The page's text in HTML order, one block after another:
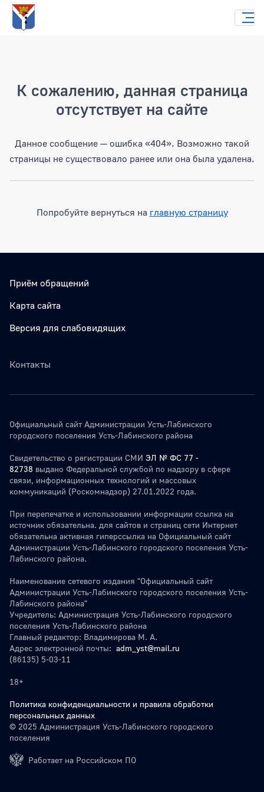
К сожалению, данная страница
отсутствует на сайте
Данное сообщение — ошибка «404». Возможно такой
страницы не существовало ранее или она была удалена.
Попробуйте вернуться на главную страницу
Приём обращений
Карта сайта
Версия для слабовидящих
Контакты
Официальный сайт Администрации Усть-Лабинского
городского поселения Усть-Лабинского района
Свидетельство о регистрации СМИ ЭЛ № ФС 77 -
82738 выдано Федеральной службой по надзору в сфере
связи, информационных технологий и массовых
коммуникаций (Роскомнадзор) 27.01.2022 года.
При перепечатке и использовании информации ссылка на
источник обязательна. для сайтов и страниц сети Интернет
обязательна активная гиперссылка на Официальный сайт
Администрации Усть-Лабинского городского поселения Усть-
Лабинского района.
Наименование сетевого издания "Официальный сайт
Администрации Усть-Лабинского городского поселения Усть-
Лабинского района"
Учредитель: Администрация Усть-Лабинского городского
поселения Усть-Лабинского района
Главный редактор: Владимирова М. А.
Адрес электронной почты: adm_yst@mail.ru
(86135) 5-03-11
18+
Политика конфиденциальности и правила обработки
персональных данных
© 2025 Администрация Усть-Лабинского городского
поселения
Работает на Российском ПО